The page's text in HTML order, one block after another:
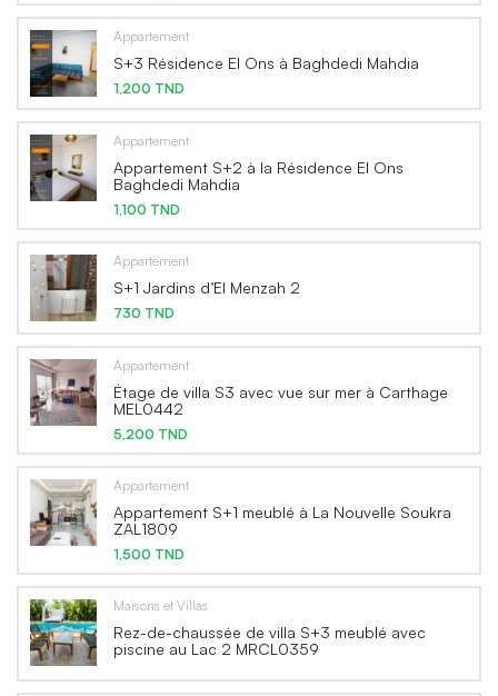
Appartement
S+3 Résidence El Ons à Baghdedi Mahdia
1,200 TND
Appartement
Appartement S+2 à la Résidence El Ons
Baghdedi Mahdia
1,100 TND
Appartement
S+1 Jardins d’El Menzah 2
730 TND
Appartement
Étage de villa S3 avec vue sur mer à Carthage
MEL0442
5,200 TND
Appartement
Appartement S+1 meublé à La Nouvelle Soukra
ZAL1809
1,500 TND
Maisons et Villas
Rez-de-chaussée de villa S+3 meublé avec
piscine au Lac 2 MRCL0359